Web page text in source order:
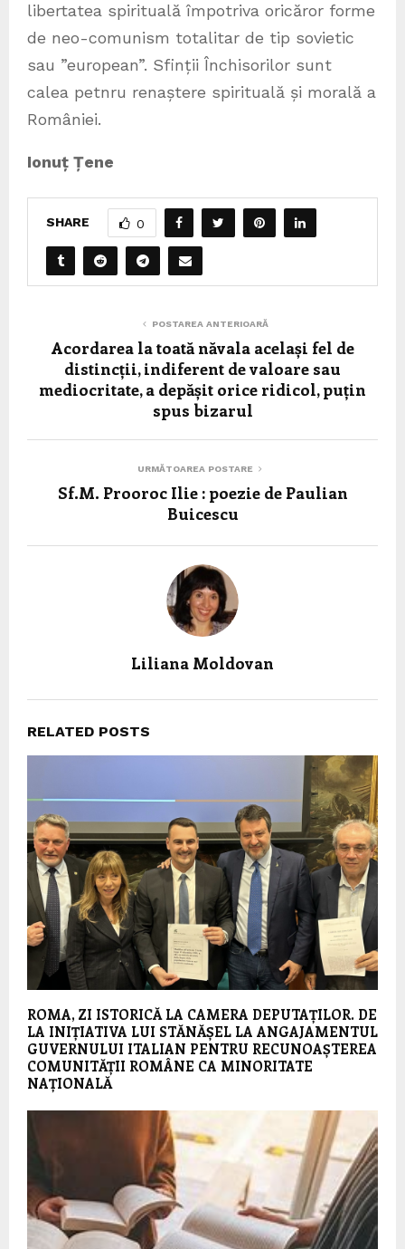
libertatea spirituală împotriva oricăror forme
de neo-comunism totalitar de tip sovietic
sau ”european”. Sfinții Închisorilor sunt
calea petnru renaștere spirituală și morală a
României.
Ionuț Țene
SHARE 0
POSTAREA ANTERIOARĂ
Acordarea la toată năvala același fel de
distincții, indiferent de valoare sau
mediocritate, a depășit orice ridicol, puțin
spus bizarul
URMĂTOAREA POSTARE
Sf.M. Prooroc Ilie : poezie de Paulian
Buicescu
Liliana Moldovan
RELATED POSTS
ROMA, ZI ISTORICĂ LA CAMERA DEPUTAȚILOR. DE
LA INIȚIATIVA LUI STĂNĂȘEL LA ANGAJAMENTUL
GUVERNULUI ITALIAN PENTRU RECUNOAȘTEREA
COMUNITĂȚII ROMÂNE CA MINORITATE
NAȚIONALĂ